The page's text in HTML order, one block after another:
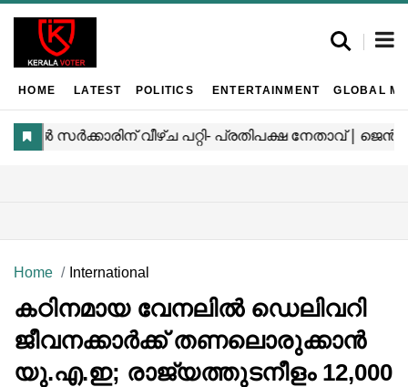
HOME LATEST POLITICS ENTERTAINMENT GLOBAL
Home International
കഠിനമായ വേനലിൽ ഡെലിവറി
ജീവനക്കാർക്ക് തണലൊരുക്കാൻ
യു.എ.ഇ; രാജ്യത്തുടനീളം 12,000